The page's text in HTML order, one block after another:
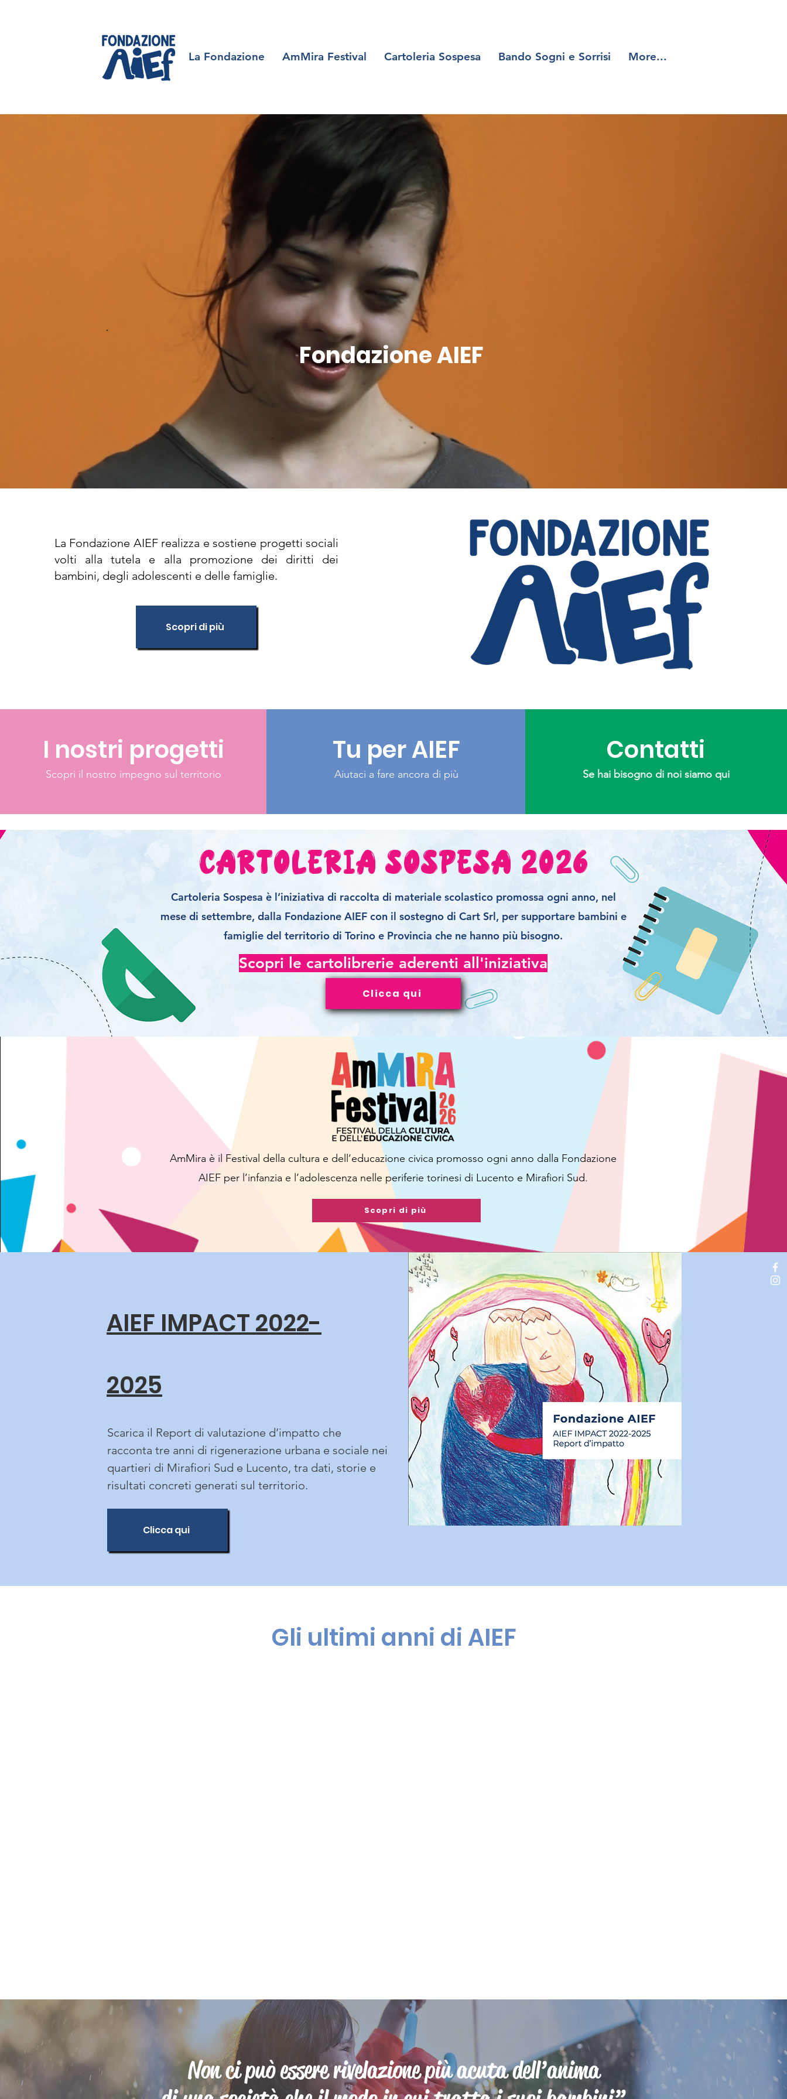
La Fondazione AmMira Festival Cartoleria Sospesa Bando Sogni e Sorrisi More...
Fondazione AIEF
La Fondazione AIEF realizza e sostiene progetti sociali
volti alla tutela e alla promozione dei diritti dei
bambini, degli adolescenti e delle famiglie.
Scopri di più
I nostri progetti
Scopri il nostro impegno sul territorio
Tu per AIEF
Aiutaci a fare ancora di più
Contatti
Se hai bisogno di noi siamo qui
Cartoleria Sospesa 2026
Cartoleria Sospesa è l’iniziativa di raccolta di materiale scolastico promossa ogni anno, nel
mese di settembre, dalla Fondazione AIEF con il sostegno di Cart Srl, per supportare bambini e
famiglie del territorio di Torino e Provincia che ne hanno più bisogno.
Scopri le cartolibrerie aderenti all'iniziativa
Clicca qui
AmMira è il Festival della cultura e dell’educazione civica promosso ogni anno dalla Fondazione
AIEF per l’infanzia e l’adolescenza nelle periferie torinesi di Lucento e Mirafiori Sud.
Scopri di più
AIEF IMPACT 2022-
2025
Scarica il Report di valutazione d’impatto che
racconta tre anni di rigenerazione urbana e sociale nei
quartieri di Mirafiori Sud e Lucento, tra dati, storie e
risultati concreti generati sul territorio.
Clicca qui
Gli ultimi anni di AIEF
Non ci può essere rivelazione più acuta dell’anima